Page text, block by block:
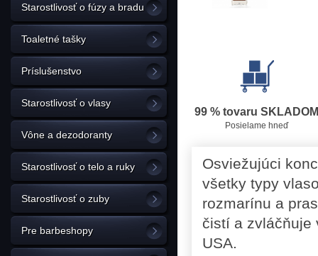
Starostlivosť o fúzy a bradu
Toaletné tašky
Príslušenstvo
Starostlivosť o vlasy
Vône a dezodoranty
Starostlivosť o telo a ruky
Starostlivosť o zuby
Pre barbeshopy
99 % tovaru SKLADOM
Posielame hneď
Osviežujúci
všetky typy
rozmarínu a
čistí a zvláčňuje
USA.